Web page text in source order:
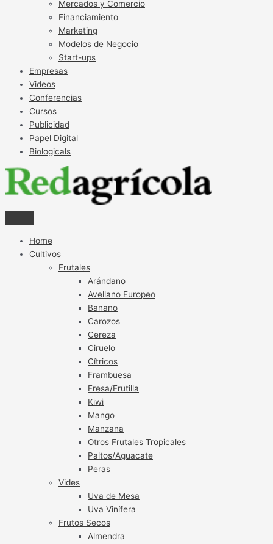
Mercados y Comercio
Financiamiento
Marketing
Modelos de Negocio
Start-ups
Empresas
Videos
Conferencias
Cursos
Publicidad
Papel Digital
Biologicals
Home
Cultivos
Frutales
Arándano
Avellano Europeo
Banano
Carozos
Cereza
Ciruelo
Cítricos
Frambuesa
Fresa/Frutilla
Kiwi
Mango
Manzana
Otros Frutales Tropicales
Paltos/Aguacate
Peras
Vides
Uva de Mesa
Uva Vinífera
Frutos Secos
Almendra